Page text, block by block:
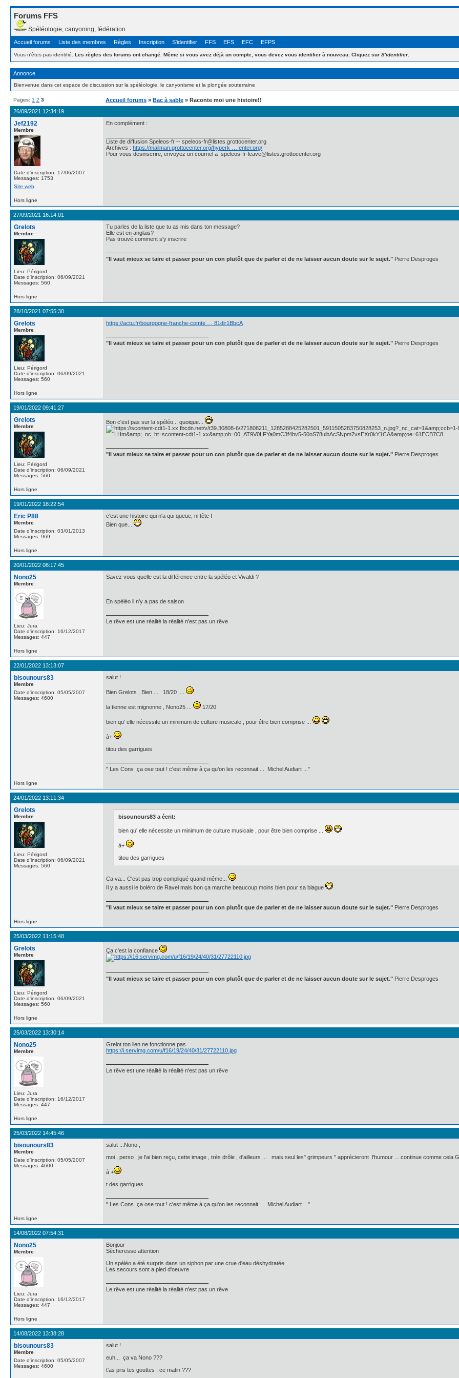
Forums FFS
Spéléologie, canyoning, fédération
Accueil forums Liste des membres Règles Inscription S'identifier FFS EFS EFC EFPS
Vous n'êtes pas identifié. Les règles des forums ont changé. Même si vous avez déjà un compte, vous devez vous identifier à nouveau. Cliquez sur S'identifier.
Annonce
Bienvenue dans cet espace de discussion sur la spéléologie, le canyonisme et la plongée souterraine
Pages: 1 2 3 Accueil forums » Bac à sable » Raconte moi une histoire!!
26/09/2021 12:34:19
Jef2192
Membre
Date d'inscription: 17/06/2007
Messages: 1753
Site web
En complément :
Liste de diffusion Speleos-fr -- speleos-fr@listes.grottocenter.org
Archives : https://mailman.grottocenter.org/hyperk … enter.org/
Pour vous desinscrire, envoyez un courriel a speleos-fr-leave@listes.grottocenter.org
Hors ligne
27/09/2021 16:14:01
Grelots
Membre
Lieu: Périgord
Date d'inscription: 06/09/2021
Messages: 560
Tu parles de la liste que tu as mis dans ton message?
Elle est en anglais?
Pas trouvé comment s'y inscrire
"Il vaut mieux se taire et passer pour un con plutôt que de parler et de ne laisser aucun doute sur le sujet." Pierre Desproges
Hors ligne
28/10/2021 07:55:30
Grelots
Membre
Lieu: Périgord
Date d'inscription: 06/09/2021
Messages: 560
https://actu.fr/bourgogne-franche-comte … 81dir1BbcA
"Il vaut mieux se taire et passer pour un con plutôt que de parler et de ne laisser aucun doute sur le sujet." Pierre Desproges
Hors ligne
19/01/2022 09:41:27
Grelots
Membre
Lieu: Périgord
Date d'inscription: 06/09/2021
Messages: 560
Bon c'est pas sur la spéléo... quoique...
"Il vaut mieux se taire et passer pour un con plutôt que de parler et de ne laisser aucun doute sur le sujet." Pierre Desproges
Hors ligne
19/01/2022 18:22:54
Eric P88
Membre
Date d'inscription: 03/01/2013
Messages: 969
c'est une histoire qui n'a qui queue, ni tête !
Bien que...
Hors ligne
20/01/2022 08:17:45
Nono25
Membre
Lieu: Jura
Date d'inscription: 16/12/2017
Messages: 447
Savez vous quelle est la différence entre la spéléo et Vivaldi ?
En spéléo il n'y a pas de saison
Le rêve est une réalité la réalité n'est pas un rêve
Hors ligne
22/01/2022 13:13:07
bisounours83
Membre
Date d'inscription: 05/05/2007
Messages: 4600
salut !
Bien Grelots , Bien ... 18/20 ...
la tienne est mignonne , Nono25 ... 17/20
bien qu' elle nécessite un minimum de culture musicale , pour être bien comprise ...
à+
titou des garrigues
" Les Cons ,ça ose tout ! c'est même à ça qu'on les reconnait ... Michel Audiart ..."
Hors ligne
24/01/2022 13:11:34
Grelots
Membre
Lieu: Périgord
Date d'inscription: 06/09/2021
Messages: 560
bisounours83 a écrit:
bien qu' elle nécessite un minimum de culture musicale , pour être bien comprise ...
à+
titou des garrigues
Ca va... C'est pas trop compliqué quand même...
Il y a aussi le boléro de Ravel mais bon ça marche beaucoup moins bien pour sa blague
"Il vaut mieux se taire et passer pour un con plutôt que de parler et de ne laisser aucun doute sur le sujet." Pierre Desproges
Hors ligne
25/03/2022 11:15:48
Grelots
Membre
Lieu: Périgord
Date d'inscription: 06/09/2021
Messages: 560
Ça c'est la confiance
"Il vaut mieux se taire et passer pour un con plutôt que de parler et de ne laisser aucun doute sur le sujet." Pierre Desproges
Hors ligne
25/03/2022 13:30:14
Nono25
Membre
Lieu: Jura
Date d'inscription: 16/12/2017
Messages: 447
Grelot ton lien ne fonctionne pas
https://i.servimg.com/u/f16/19/24/40/31/27722110.jpg
Le rêve est une réalité la réalité n'est pas un rêve
Hors ligne
25/03/2022 14:45:46
bisounours83
Membre
Date d'inscription: 05/05/2007
Messages: 4600
salut ...Nono ,
moi , perso , je l'ai bien reçu, cette image , très drôle , d'ailleurs ... mais seul les" grimpeurs " apprécieront l'humour ... continue comme cela
à +
t des garrigues
" Les Cons ,ça ose tout ! c'est même à ça qu'on les reconnait ... Michel Audiart ..."
Hors ligne
14/08/2022 07:54:31
Nono25
Membre
Lieu: Jura
Date d'inscription: 16/12/2017
Messages: 447
Bonjour
Sècheresse attention
Un spéléo a été surpris dans un siphon par une crue d'eau déshydratée
Les secours sont a pied d'oeuvre
Le rêve est une réalité la réalité n'est pas un rêve
Hors ligne
14/08/2022 13:38:28
bisounours83
Membre
Date d'inscription: 05/05/2007
Messages: 4600
salut !
euh... ça va Nono ???
t'as pris tes gouttes , ce matin ???